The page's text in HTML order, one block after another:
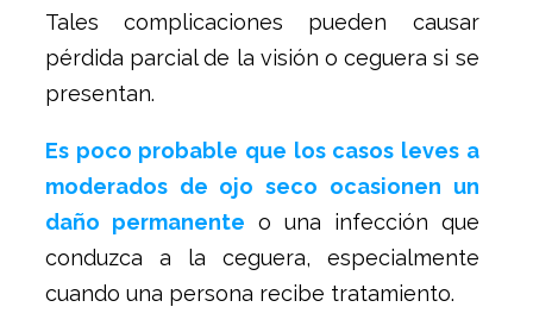
Tales complicaciones pueden causar
pérdida parcial de la visión o ceguera si se
presentan.
Es poco probable que los casos leves a
moderados de ojo seco ocasionen un
daño permanente o una infección que
conduzca a la ceguera, especialmente
cuando una persona recibe tratamiento.